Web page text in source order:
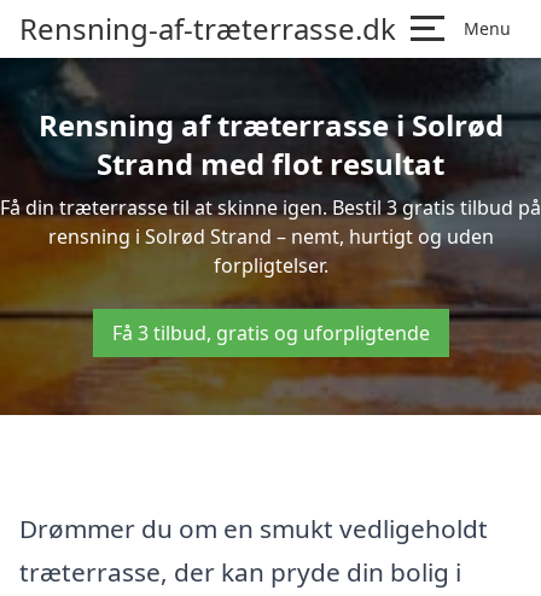
Rensning-af-træterrasse.dk Menu
Rensning af træterrasse i Solrød
Strand med flot resultat
Få din træterrasse til at skinne igen. Bestil 3 gratis tilbud på
rensning i Solrød Strand – nemt, hurtigt og uden
forpligtelser.
Få 3 tilbud, gratis og uforpligtende
Drømmer du om en smukt vedligeholdt
træterrasse, der kan pryde din bolig i